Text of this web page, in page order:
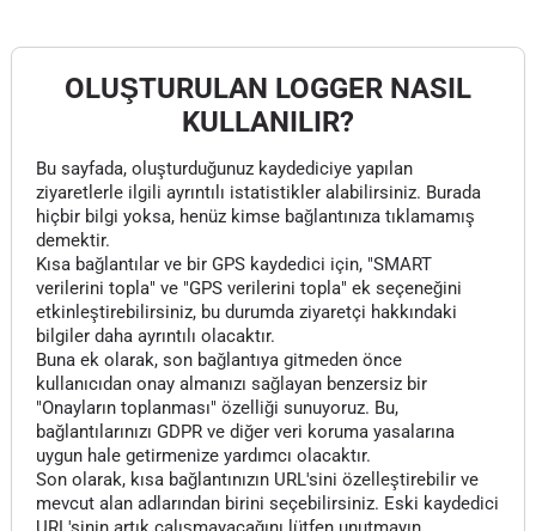
OLUŞTURULAN LOGGER NASIL
KULLANILIR?
Bu sayfada, oluşturduğunuz kaydediciye yapılan
ziyaretlerle ilgili ayrıntılı istatistikler alabilirsiniz. Burada
hiçbir bilgi yoksa, henüz kimse bağlantınıza tıklamamış
demektir.
Kısa bağlantılar ve bir GPS kaydedici için, "SMART
verilerini topla" ve "GPS verilerini topla" ek seçeneğini
etkinleştirebilirsiniz, bu durumda ziyaretçi hakkındaki
bilgiler daha ayrıntılı olacaktır.
Buna ek olarak, son bağlantıya gitmeden önce
kullanıcıdan onay almanızı sağlayan benzersiz bir
"Onayların toplanması" özelliği sunuyoruz. Bu,
bağlantılarınızı GDPR ve diğer veri koruma yasalarına
uygun hale getirmenize yardımcı olacaktır.
Son olarak, kısa bağlantınızın URL'sini özelleştirebilir ve
mevcut alan adlarından birini seçebilirsiniz. Eski kaydedici